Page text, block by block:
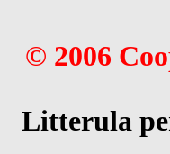
© 2006
Litterula